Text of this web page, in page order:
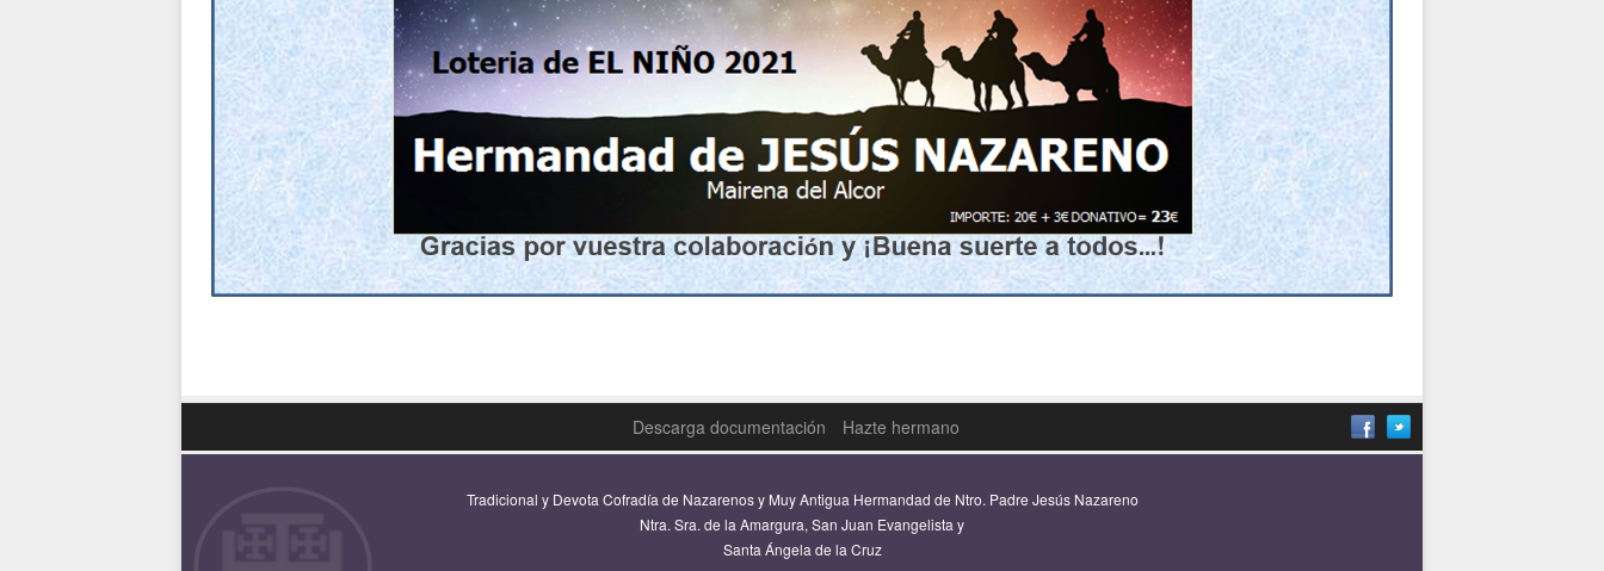
Descarga documentación Hazte hermano
Tradicional y Devota Cofradía de Nazarenos y Muy Antigua Hermandad de Ntro. Padre Jesús Nazareno
Ntra. Sra. de la Amargura, San Juan Evangelista y
Santa Ángela de la Cruz